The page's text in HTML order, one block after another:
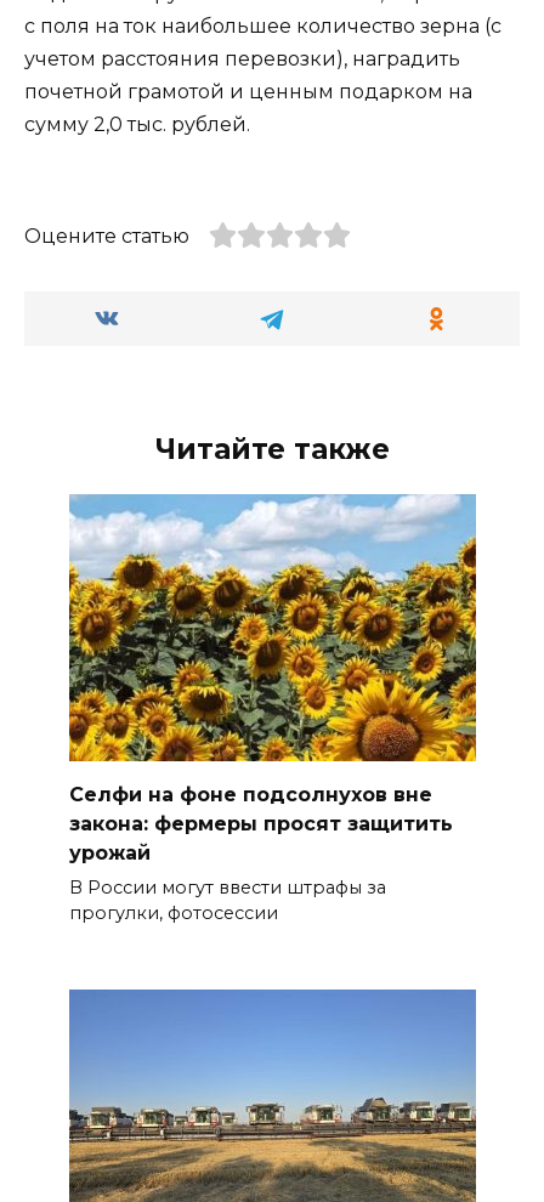
с поля на ток наибольшее количество зерна (с
учетом расстояния перевозки), наградить
почетной грамотой и ценным подарком на
сумму 2,0 тыс. рублей.
Оцените статью
Читайте также
Селфи на фоне подсолнухов вне
закона: фермеры просят защитить
урожай
В России могут ввести штрафы за
прогулки, фотосессии